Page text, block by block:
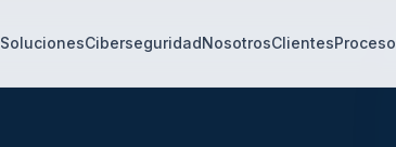
SolucionesCiberseguridadNosotrosClientesProceso